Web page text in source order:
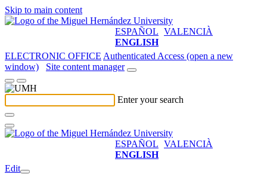
Skip to main content
ESPAÑOL VALENCIÀ
ENGLISH
ELECTRONIC OFFICE Authenticated Access (open a new
window)
Site content manager
Enter your search
ESPAÑOL VALENCIÀ
ENGLISH
Edit